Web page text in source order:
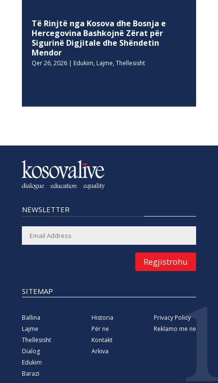
Të Rinjtë nga Kosova dhe Bosnja e
Hercegovina Bashkojnë Zërat për
Sigurinë Digjitale dhe Shëndetin
Mendor
Qer 26, 2026| Edukim, Lajme, Thellesisht
NEWSLETTER
Regjistrohu
SITEMAP
Ballina
Lajme
Thellësisht
Dialog
Edukim
Barazi
Historia
Për ne
Kontakt
Arkiva
Privacy Policy
Reklamo me ne